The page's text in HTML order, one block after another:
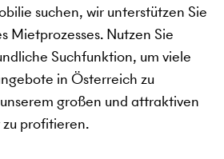
suchen, wir unterstützen Sie
Mietprozesses. Nutzen Sie
Suchfunktion, um viele
in Österreich zu
großen und attraktiven
profitieren.